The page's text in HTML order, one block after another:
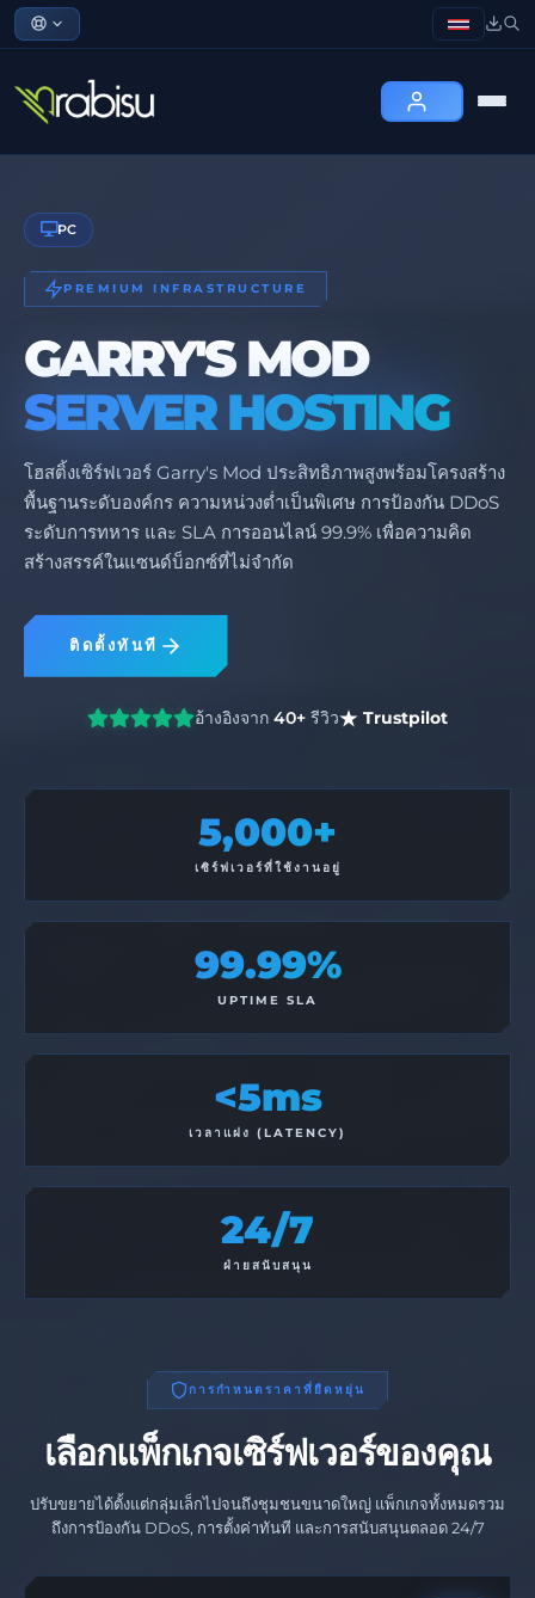
PC
PREMIUM INFRASTRUCTURE
GARRY'S MOD
SERVER HOSTING
โฮสติ้งเซิร์ฟเวอร์ Garry's Mod ประสิทธิภาพสูงพร้อมโครงสร้าง
พื้นฐานระดับองค์กร ความหน่วงต่ำเป็นพิเศษ การป้องกัน DDoS
ระดับการทหาร และ SLA การออนไลน์ 99.9% เพื่อความคิด
สร้างสรรค์ในแซนด์บ็อกซ์ที่ไม่จำกัด
ติดตั้งทันที
อ้างอิงจาก 40+ รีวิว Trustpilot
5,000+
เซิร์ฟเวอร์ที่ใช้งานอยู่
99.99%
UPTIME SLA
<5ms
เวลาแฝง (LATENCY)
24/7
ฝ่ายสนับสนุน
การกำหนดราคาที่ยืดหยุ่น
เลือกแพ็กเกจเซิร์ฟเวอร์ของคุณ
ปรับขยายได้ตั้งแต่กลุ่มเล็กไปจนถึงชุมชนขนาดใหญ่ แพ็กเกจทั้งหมดรวม
ถึงการป้องกัน DDoS, การตั้งค่าทันที และการสนับสนุนตลอด 24/7